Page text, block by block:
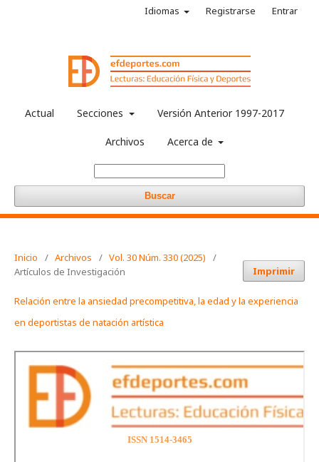
Actual Secciones Versión Anterior 1997-2017
Archivos Acerca de
Buscar
Idiomas Registrarse Entrar
Inicio / Archivos / Vol. 30 Núm. 330 (2025)
/
Artículos de Investigación
Imprimir
Relación entre la ansiedad precompetitiva, la edad y la experiencia
en deportistas de natación artística